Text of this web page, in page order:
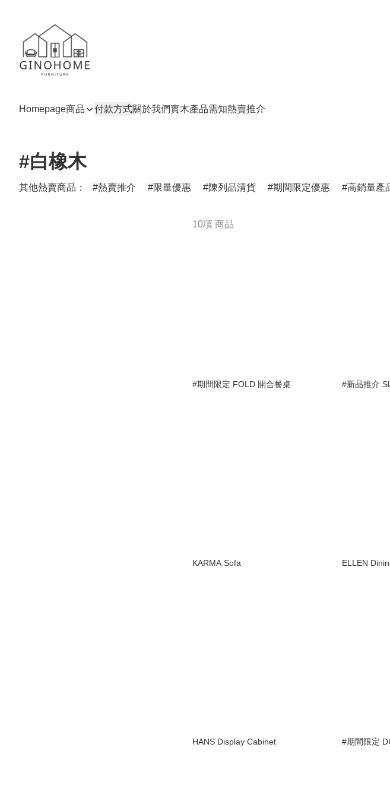
Homepage商品 付款方式關於我們實木產品需知熱賣推介
#白橡木
其他熱賣商品： 熱賣推介 限量優惠 陳列品清貨 期間限定優惠 高銷量產
10項 商品
#期間限定 FOLD 開合餐桌 #新品推介
KARMA Sofa ELLEN
HANS Display Cabinet #期間限定